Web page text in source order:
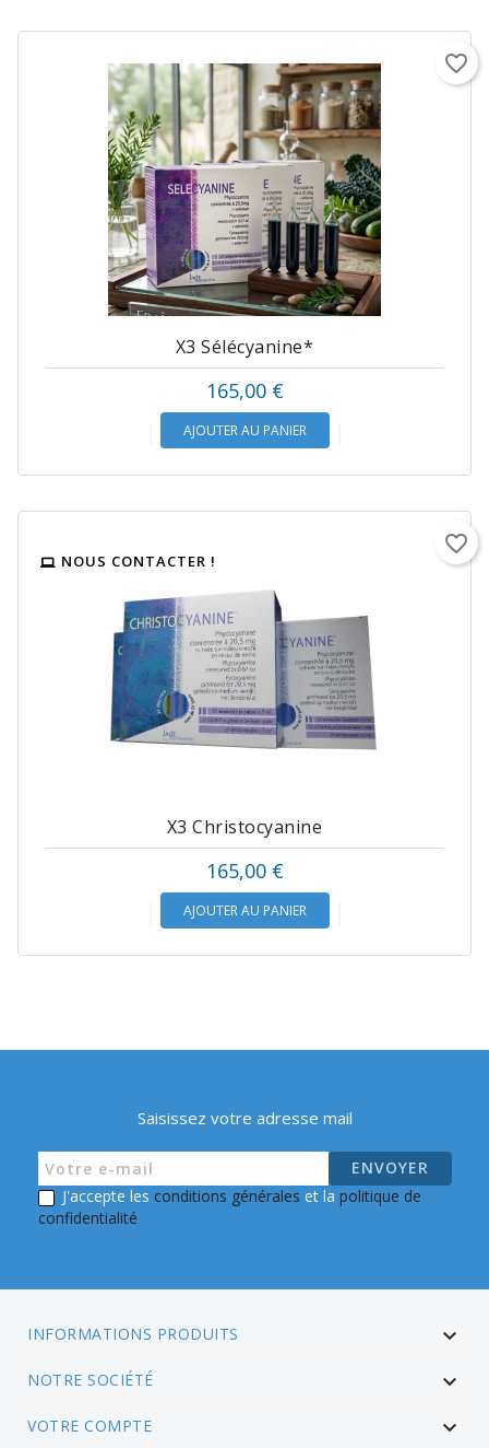
X3 Sélécyanine*
165,00 €Prix
AJOUTER AU PANIER
favorite_border
NOUS CONTACTER !
X3 Christocyanine
165,00 €Prix
AJOUTER AU PANIER
favorite_border
Saisissez votre adresse mail
J'accepte les conditions générales et la politique de
confidentialité
INFORMATIONS PRODUITS 
NOTRE SOCIÉTÉ 
VOTRE COMPTE 